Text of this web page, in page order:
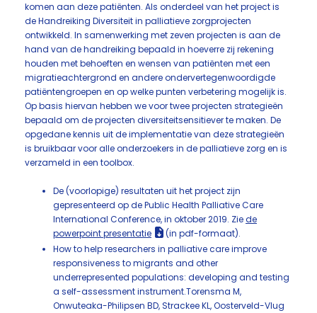
komen aan deze patiënten. Als onderdeel van het project is
de Handreiking Diversiteit in palliatieve zorgprojecten
ontwikkeld. In samenwerking met zeven projecten is aan de
hand van de handreiking bepaald in hoeverre zij rekening
houden met behoeften en wensen van patiënten met een
migratieachtergrond en andere ondervertegenwoordigde
patiëntengroepen en op welke punten verbetering mogelijk is.
Op basis hiervan hebben we voor twee projecten strategieën
bepaald om de projecten diversiteitsensitiever te maken. De
opgedane kennis uit de implementatie van deze strategieën
is bruikbaar voor alle onderzoekers in de palliatieve zorg en is
verzameld in een toolbox.
De (voorlopige) resultaten uit het project zijn
gepresenteerd op de Public Health Palliative Care
International Conference, in oktober 2019. Ziede
powerpoint presentatie
(in pdf-formaat).
How to help researchers in palliative care improve
responsiveness to migrants and other
underrepresented populations: developing and testing
a self-assessment instrument.Torensma M,
Onwuteaka-Philipsen BD, Strackee KL, Oosterveld-Vlug